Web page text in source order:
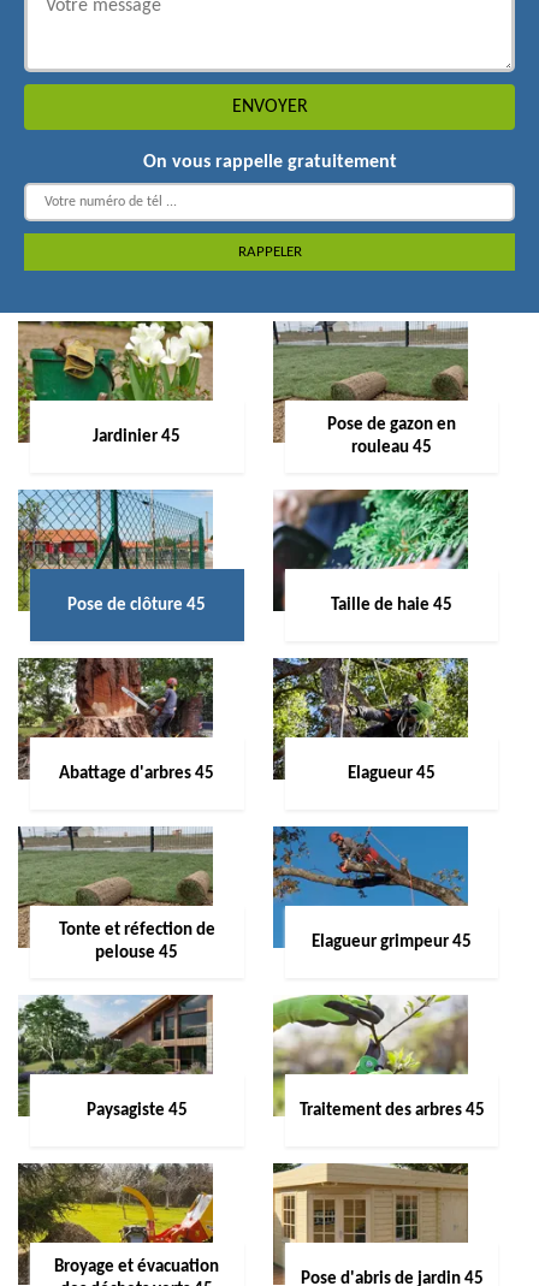
On vous rappelle gratuitement
Jardinier 45
Pose de gazon en
rouleau 45
Pose de clôture 45 Taille de haie 45
Abattage d'arbres 45 Elagueur 45
Tonte et réfection de
pelouse 45
Elagueur grimpeur 45
Paysagiste 45 Traitement des arbres 45
Broyage et évacuation
Pose d'abris de jardin 45